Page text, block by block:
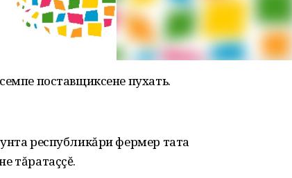
поставщиксене пухать.
республикăри фермер тата
тăратаççĕ.